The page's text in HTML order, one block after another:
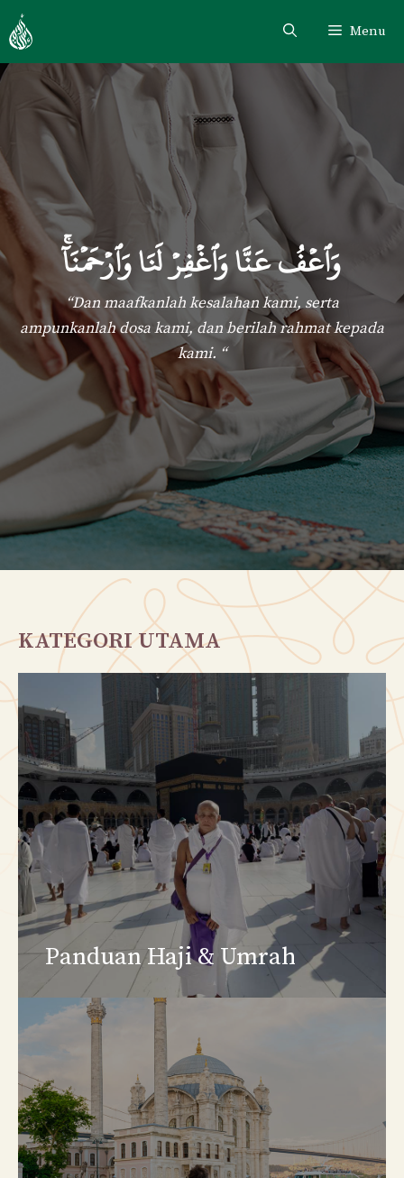
Skip
to
content
Menu
وَٱعۡفُ عَنَّا وَٱغۡفِرۡ لَنَا وَٱرۡحَمۡنَآ
“Dan maafkanlah kesalahan kami, serta
ampunkanlah dosa kami, dan berilah rahmat kepada
kami. “
KATEGORI UTAMA
Panduan Haji & Umrah